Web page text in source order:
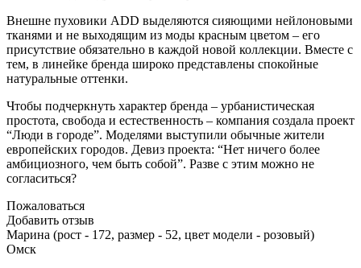
Внешне пуховики ADD выделяются сияющими нейлоновыми
тканями и не выходящим из моды красным цветом – его
присутствие обязательно в каждой новой коллекции. Вместе с
тем, в линейке бренда широко представлены спокойные
натуральные оттенки.
Чтобы подчеркнуть характер бренда – урбанистическая
простота, свобода и естественность – компания создала проект
“Люди в городе”. Моделями выступили обычные жители
европейских городов. Девиз проекта: “Нет ничего более
амбициозного, чем быть собой”. Разве с этим можно не
согласиться?
Пожаловаться
Добавить отзыв
Марина (рост - 172, размер - 52, цвет модели - розовый)
Омск